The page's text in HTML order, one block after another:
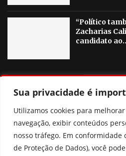
Sua privacidade é
Utilizamos cookies para
navegação, exibir conteúdos
nosso tráfego. Em conformidade
de Proteção de Dados), você
“Político
Zacharias
candidato
Pix Pensão: o que realmente
sem cair nas fake news
Ciclone bomba: entenda o
Brasil